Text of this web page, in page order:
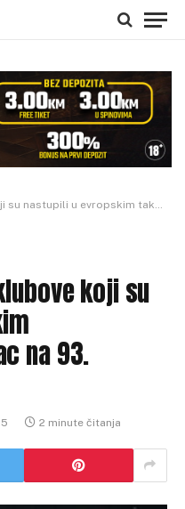
takmičenjima, Borac na 93. mjestu
koji su
na 93.
2 minute čitanja